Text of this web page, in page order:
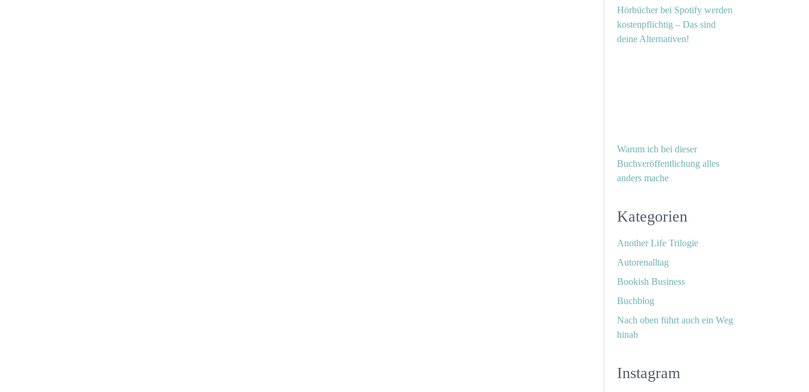
Hörbücher bei Spotify werden
kostenpflichtig – Das sind
deine Alternativen!
Warum ich bei dieser
Buchveröffentlichung alles
anders mache
Kategorien
Another Life Trilogie
Autorenalltag
Bookish Business
Buchblog
Nach oben führt auch ein Weg
hinab
Instagram